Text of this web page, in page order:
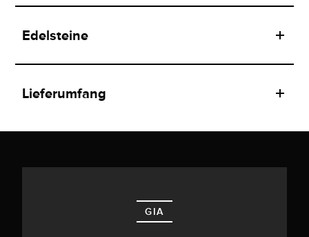
Edelsteine
Lieferumfang
GIA